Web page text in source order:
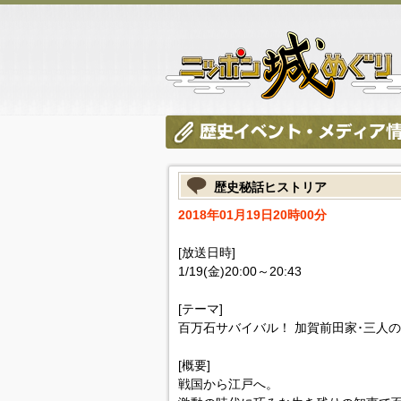
歴史秘話ヒストリア
2018年01月19日20時00分
[放送日時]
1/19(金)20:00～20:43
[テーマ]
百万石サバイバル！ 加賀前田家･三人
[概要]
戦国から江戸へ。